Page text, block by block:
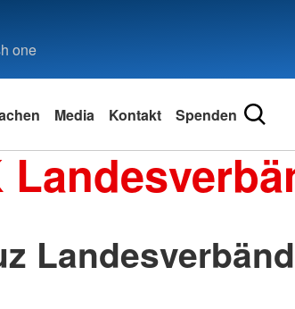
one
Media Kontakt Spenden